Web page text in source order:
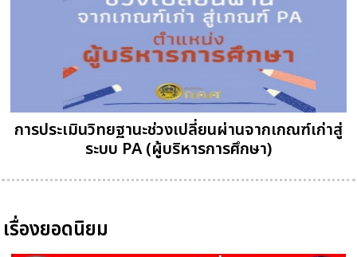
การประเมินวิทยฐานะช่วงเปลี่ยนผ่านจากเกณฑ์เก่าสู่
ระบบ PA (ผู้บริหารการศึกษา)
เรื่องยอดนิยม